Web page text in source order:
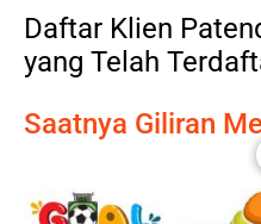
Daftar Klien
yang Telah
Saatnya Giliran